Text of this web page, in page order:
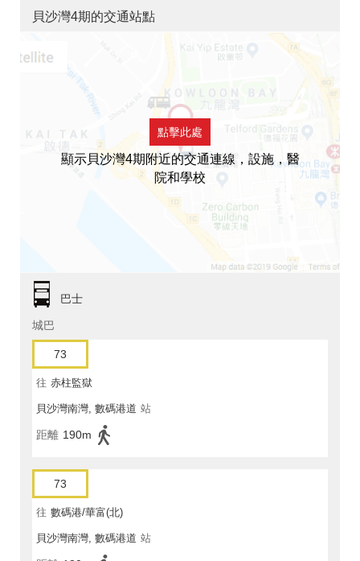
貝沙灣4期的交通站點
點擊此處
顯示貝沙灣4期附近的交通連線，設施，醫
院和學校
巴士
城巴
73
往 赤柱監獄
貝沙灣南灣, 數碼港道 站
距離 190m
73
往 數碼港/華富(北)
貝沙灣南灣, 數碼港道 站